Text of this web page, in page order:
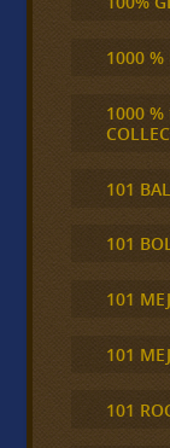
1000 %
1000 %
101
101
101
101
101